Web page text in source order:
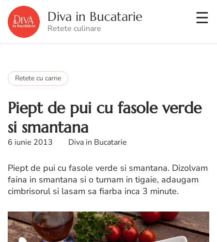
Diva in Bucatarie
Retete culinare
Retete cu carne
Piept de pui cu fasole verde
si smantana
6 iunie 2013 Diva in Bucatarie
Piept de pui cu fasole verde si smantana. Dizolvam
faina in smantana si o turnam in tigaie, adaugam
cimbrisorul si lasam sa fiarba inca 3 minute.